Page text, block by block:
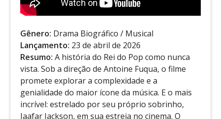
Gênero: Drama Biográfico / Musical
Lançamento: 23 de abril de 2026
Resumo: A história do Rei do Pop como nunca
vista. Sob a direção de Antoine Fuqua, o filme
promete explorar a complexidade e a
genialidade do maior ícone da música. E o mais
incrível: estrelado por seu próprio sobrinho,
Jaafar Jackson, em sua estreia no cinema. O